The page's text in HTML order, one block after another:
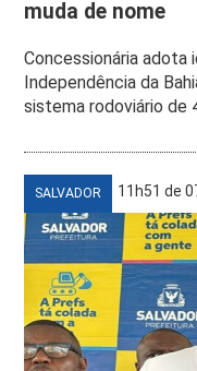
muda de nome
Concessionária adota
Independência da
sistema rodoviário de
SALVADOR 11h51 de